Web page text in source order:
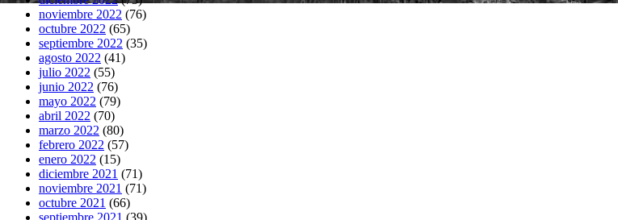
noviembre 2022 (76)
octubre 2022 (65)
septiembre 2022 (35)
agosto 2022 (41)
julio 2022 (55)
junio 2022 (76)
mayo 2022 (79)
abril 2022 (70)
marzo 2022 (80)
febrero 2022 (57)
enero 2022 (15)
diciembre 2021 (71)
noviembre 2021 (71)
octubre 2021 (66)
septiembre 2021 (39)